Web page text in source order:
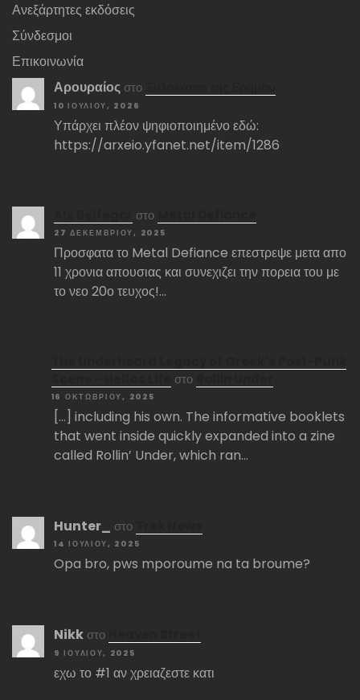
Ανεξάρτητες εκδόσεις
Σύνδεσμοι
Επικοινωνία
Αρουραίος στο
10 ΙΟΥΛΊΟΥ, 2026
Υπάρχει πλέον ψηφιοποιημένο εδώ:
https://arxeio.yfanet.net/item/1286
στο
27 ΔΕΚΕΜΒΡΊΟΥ, 2025
Προσφατα το Metal Defiance επεστρεψε μετα απο
11 χρονια απουσιας και συνεχιζει την πορεια του με
το νεο 20ο τευχος!…
στο
16 ΟΚΤΩΒΡΊΟΥ, 2025
[…] including his own. The informative booklets
that went inside quickly expanded into a zine
called Rollin’ Under, which ran…
Hunter_ στο
14 ΙΟΥΛΊΟΥ, 2025
Opa bro, pws mporoume na ta broume?
Nikk στο
9 ΙΟΥΛΊΟΥ, 2025
εχω το #1 αν χρειαζεστε κατι